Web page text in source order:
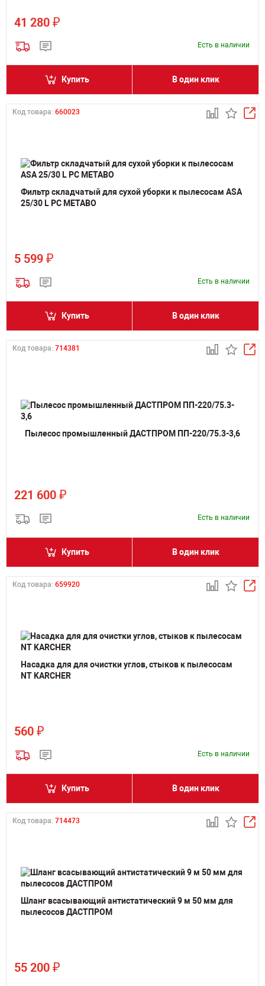
41 280 ₽
Есть в наличии
Купить В один клик
Код товара: 660023
Фильтр складчатый для сухой уборки к пылесосам ASA
25/30 L PC METABO
5 599 ₽
Есть в наличии
Купить В один клик
Код товара: 714381
Пылесос промышленный ДАСТПРОМ ПП-220/75.3-3,6
221 600 ₽
Есть в наличии
Купить В один клик
Код товара: 659920
Насадка для для очистки углов, стыков к пылесосам
NT KARCHER
560 ₽
Есть в наличии
Купить В один клик
Код товара: 714473
Шланг всасывающий антистатический 9 м 50 мм для
пылесосов ДАСТПРОМ
55 200 ₽